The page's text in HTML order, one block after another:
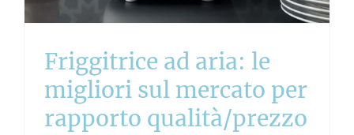
Friggitrice ad aria: le
migliori sul mercato per
rapporto qualità/prezzo